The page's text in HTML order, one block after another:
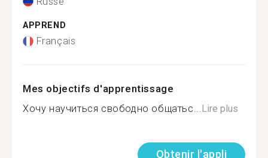
APPREND
Français
Mes objectifs d'apprentissage
Хочу научиться свободно общатьс...Lire plus
Obtenir l'appli